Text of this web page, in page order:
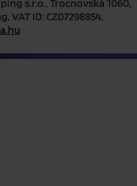
s.r.o., Trocnovská 1060,
VAT ID: CZ07298854,